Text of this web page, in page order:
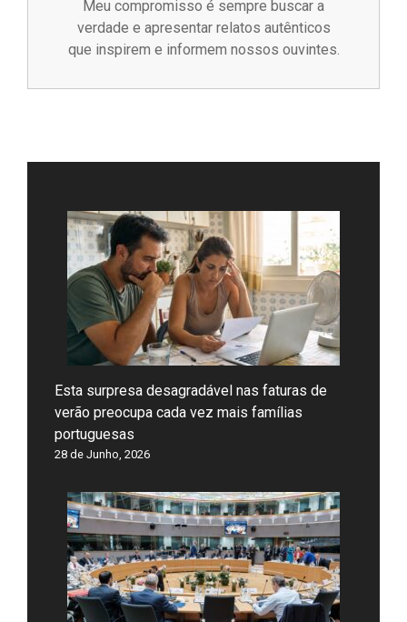
Meu compromisso é sempre buscar a
verdade e apresentar relatos autênticos
que inspirem e informem nossos ouvintes.
Esta surpresa desagradável nas faturas de
verão preocupa cada vez mais famílias
portuguesas
28 de Junho, 2026